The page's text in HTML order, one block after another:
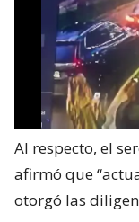
Al respecto, el
afirmó que
otorgó las